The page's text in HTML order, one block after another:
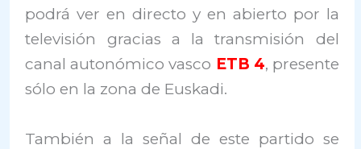
podrá ver en directo y en abierto por la
televisión gracias a la transmisión del
canal autonómico vasco ETB 4, presente
sólo en la zona de Euskadi.
También a la señal de este partido se